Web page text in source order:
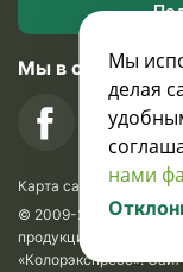
Мы в
Карта сайта
© 2009-2026
продукция и
«Колорэкспресс».
Мы
делая
нами